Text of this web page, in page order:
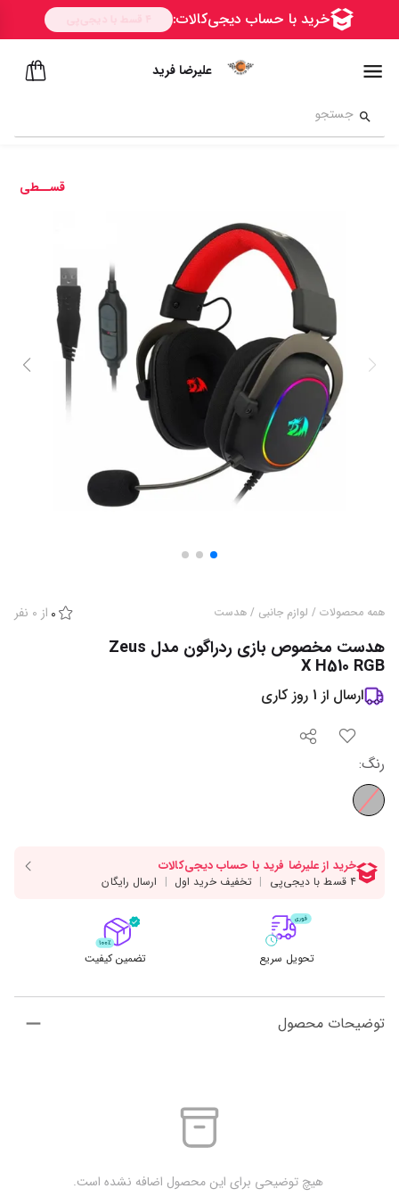
علیرضا فرید
قســطی
همه محصولات / لوازم جانبی / هدست 0 از 0 نفر
هدست مخصوص بازی ردراگون مدل Zeus
X H510 RGB
ارسال از 1 روز کاری
رنگ:
تحویل سریع تضمین کیفیت
توضیحات محصول
هیچ توضیحی برای این محصول اضافه نشده است.